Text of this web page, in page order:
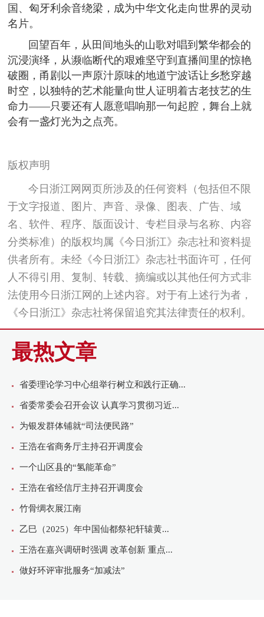
国、匈牙利余音绕梁，成为中华文化走向世界的灵动
名片。
回望百年，从田间地头的山歌对唱到繁华都会的
沉浸演绎，从濒临断代的艰难坚守到直播间里的惊艳
破圈，甬剧以一声原汁原味的地道宁波话让乡愁穿越
时空，以独特的艺术能量向世人证明着古老技艺的生
命力——只要还有人愿意唱响那一句起腔，舞台上就
会有一盏灯光为之点亮。
版权声明
今日浙江网网页所涉及的任何资料（包括但不限
于文字报道、图片、声音、录像、图表、广告、域
名、软件、程序、版面设计、专栏目录与名称、内容
分类标准）的版权均属《今日浙江》杂志社和资料提
供者所有。未经《今日浙江》杂志社书面许可，任何
人不得引用、复制、转载、摘编或以其他任何方式非
法使用今日浙江网的上述内容。对于有上述行为者，
《今日浙江》杂志社将保留追究其法律责任的权利。
最热文章